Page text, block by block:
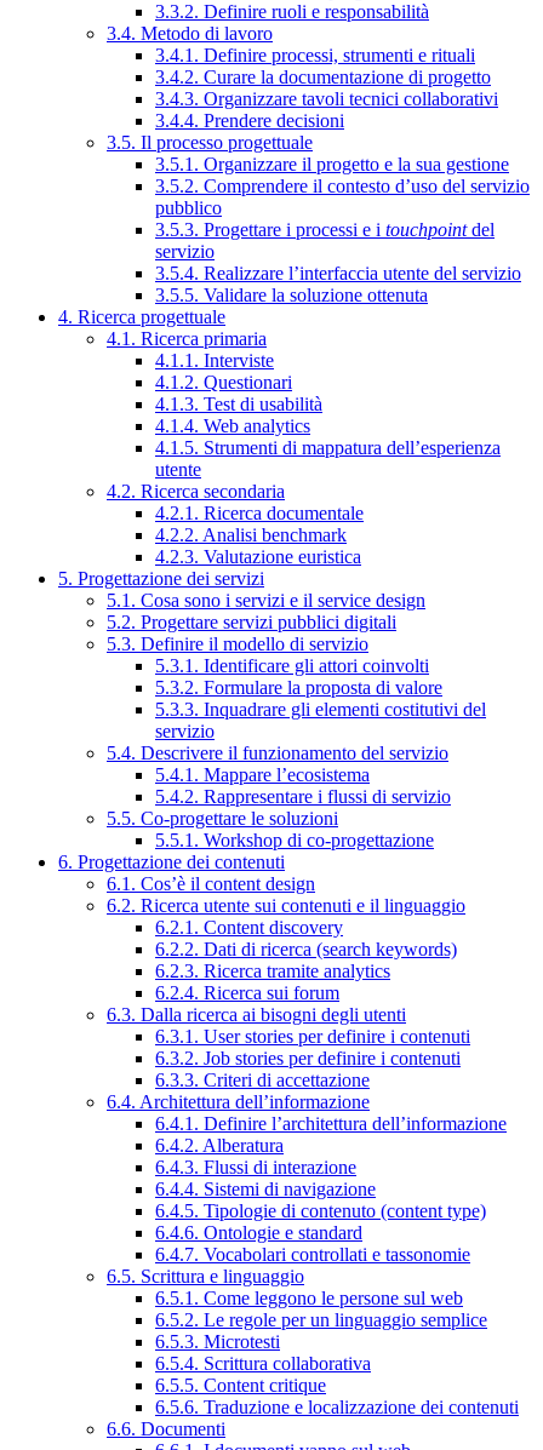
3.3.2. Definire ruoli e responsabilità
3.4. Metodo di lavoro
3.4.1. Definire processi, strumenti e rituali
3.4.2. Curare la documentazione di progetto
3.4.3. Organizzare tavoli tecnici collaborativi
3.4.4. Prendere decisioni
3.5. Il processo progettuale
3.5.1. Organizzare il progetto e la sua gestione
3.5.2. Comprendere il contesto d’uso del servizio
pubblico
3.5.3. Progettare i processi e i touchpointdel
servizio
3.5.4. Realizzare l’interfaccia utente del servizio
3.5.5. Validare la soluzione ottenuta
4. Ricerca progettuale
4.1. Ricerca primaria
4.1.1. Interviste
4.1.2. Questionari
4.1.3. Test di usabilità
4.1.4. Web analytics
4.1.5. Strumenti di mappatura dell’esperienza
utente
4.2. Ricerca secondaria
4.2.1. Ricerca documentale
4.2.2. Analisi benchmark
4.2.3. Valutazione euristica
5. Progettazione dei servizi
5.1. Cosa sono i servizi e il service design
5.2. Progettare servizi pubblici digitali
5.3. Definire il modello di servizio
5.3.1. Identificare gli attori coinvolti
5.3.2. Formulare la proposta di valore
5.3.3. Inquadrare gli elementi costitutivi del
servizio
5.4. Descrivere il funzionamento del servizio
5.4.1. Mappare l’ecosistema
5.4.2. Rappresentare i flussi di servizio
5.5. Co-progettare le soluzioni
5.5.1. Workshop di co-progettazione
6. Progettazione dei contenuti
6.1. Cos’è il content design
6.2. Ricerca utente sui contenuti e il linguaggio
6.2.1. Content discovery
6.2.2. Dati di ricerca (search keywords)
6.2.3. Ricerca tramite analytics
6.2.4. Ricerca sui forum
6.3. Dalla ricerca ai bisogni degli utenti
6.3.1. User stories per definire i contenuti
6.3.2. Job stories per definire i contenuti
6.3.3. Criteri di accettazione
6.4. Architettura dell’informazione
6.4.1. Definire l’architettura dell’informazione
6.4.2. Alberatura
6.4.3. Flussi di interazione
6.4.4. Sistemi di navigazione
6.4.5. Tipologie di contenuto (content type)
6.4.6. Ontologie e standard
6.4.7. Vocabolari controllati e tassonomie
6.5. Scrittura e linguaggio
6.5.1. Come leggono le persone sul web
6.5.2. Le regole per un linguaggio semplice
6.5.3. Microtesti
6.5.4. Scrittura collaborativa
6.5.5. Content critique
6.5.6. Traduzione e localizzazione dei contenuti
6.6. Documenti